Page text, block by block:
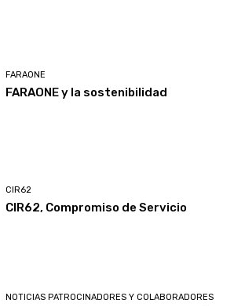
FARAONE
FARAONE y la sostenibilidad
CIR62
CIR62, Compromiso de Servicio
NOTICIAS PATROCINADORES Y COLABORADORES